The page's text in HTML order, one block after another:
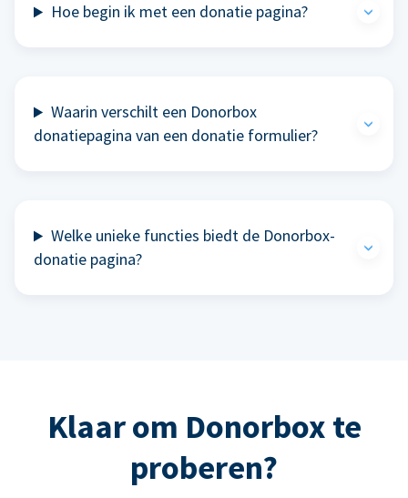
Hoe begin ik met een donatie pagina?
Waarin verschilt een Donorbox
donatiepagina van een donatie formulier?
Welke unieke functies biedt de Donorbox-
donatie pagina?
Klaar om Donorbox te
proberen?